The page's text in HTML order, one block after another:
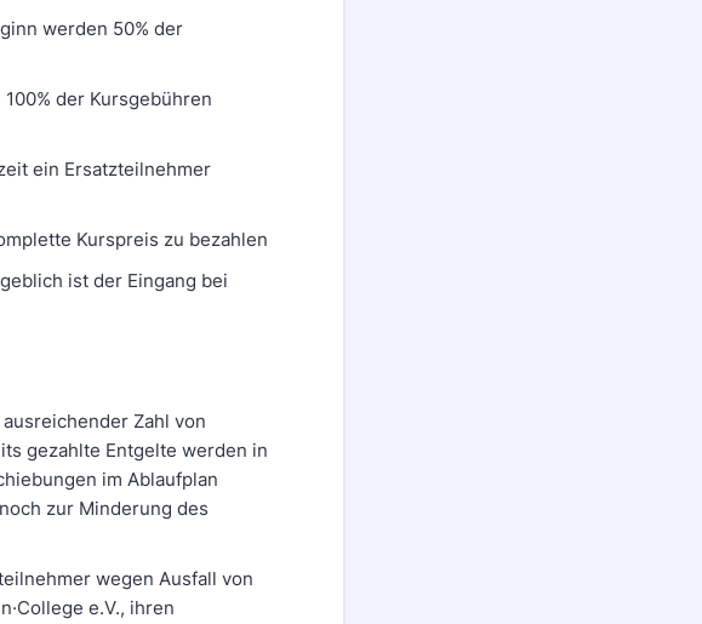
werden 50% der
der Kursgebühren
ein Ersatzteilnehmer
Kurspreis zu bezahlen
ist der Eingang bei
ausreichender Zahl von
gezahlte Entgelte werden in
im Ablaufplan
zur Minderung des
wegen Ausfall von
e.V., ihren